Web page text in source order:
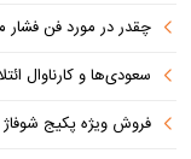
چقدر در مورد فن فشار
سعودی‌ها و کارناوال
فروش ویژه پکیج شوفاژ دیواری